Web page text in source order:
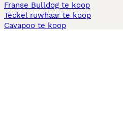
Franse Bulldog te koop
Teckel ruwhaar te koop
Cavapoo te koop